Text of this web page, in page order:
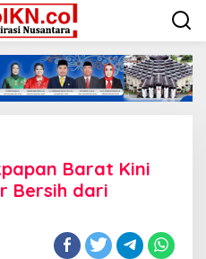
Barat Kini
Bersih dari